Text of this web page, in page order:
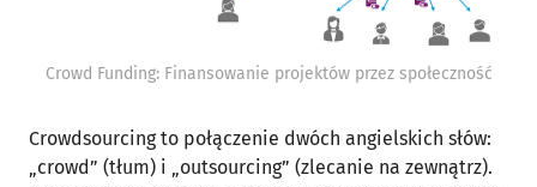
Crowd Funding: Finansowanie projektów przez społeczność
Crowdsourcing to połączenie dwóch angielskich słów:
„crowd” (tłum) i „outsourcing” (zlecanie na zewnątrz).